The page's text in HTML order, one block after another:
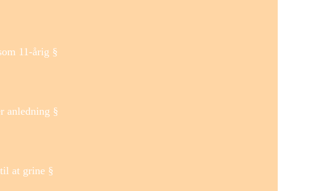
11-årig §
anledning §
at grine §